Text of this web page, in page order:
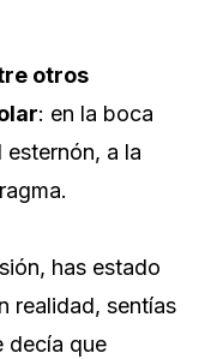
otros
: en la boca
a la
has estado
realidad, sentías
decía que